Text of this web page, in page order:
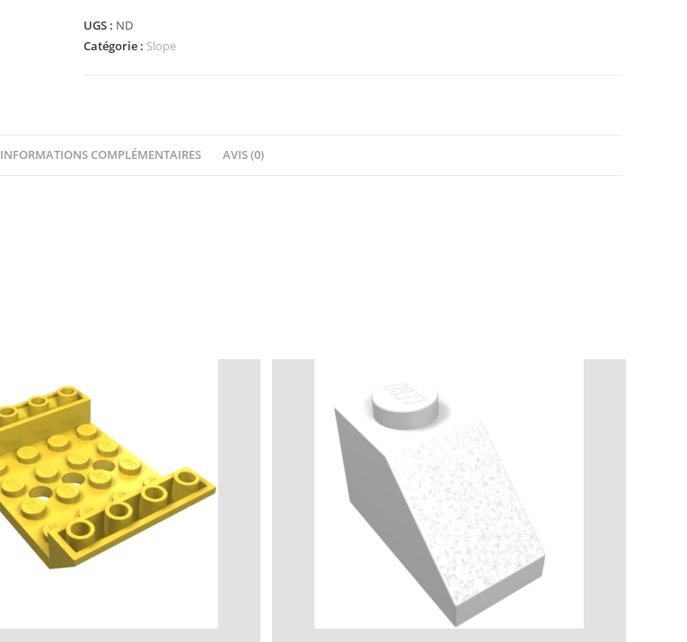
-
Slope,
1
UGS : ND
Catégorie : Slope
INFORMATIONS COMPLÉMENTAIRES AVIS (0)